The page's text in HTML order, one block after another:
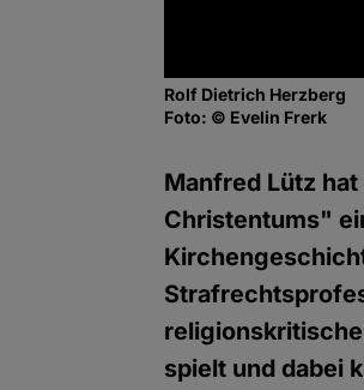
Rolf Dietrich Herzberg
Foto: © Evelin Frerk
Manfred Lütz
Christentums"
spielt und dabei